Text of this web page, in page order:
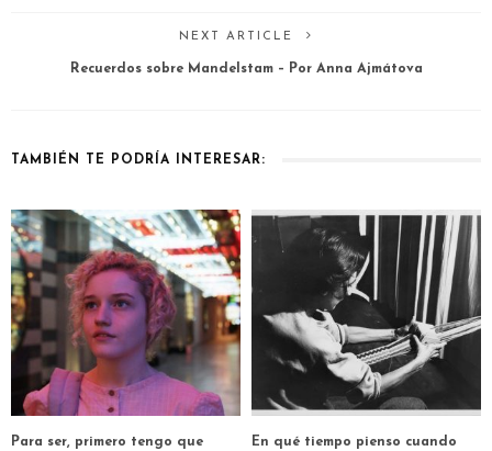
NEXT ARTICLE
Recuerdos sobre Mandelstam – Por Anna Ajmátova
TAMBIÉN TE PODRÍA INTERESAR:
Para ser, primero tengo que
En qué tiempo pienso cuando